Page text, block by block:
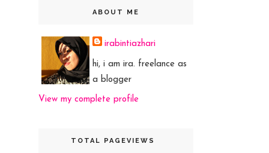
ABOUT ME
irabintiazhari
hi, i am ira. freelance as
a blogger
View my complete profile
TOTAL PAGEVIEWS